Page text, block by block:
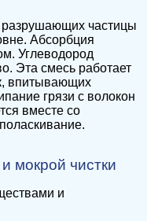
разрушающих частицы
Абсорбция
Углеводород
Эта смесь работает
впитывающих
грязи с волокон
вместе со
мокрой чистки
и